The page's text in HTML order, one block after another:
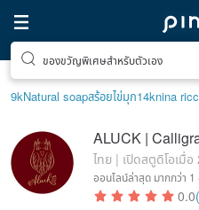
ของขวัญพิเศษสำหรับตัวเอง
9kNatural soapสร้อยไข่มุก14knina
ALUCK |
ไทย | เปิดสตูดิโอเมื่อ
ออนไลน์ล่าสุด มากกว่า
0.0